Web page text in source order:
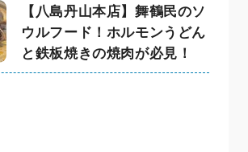
【八島丹山本店】舞鶴民のソ
ウルフード！ホルモンうどん
と鉄板焼きの焼肉が必見！